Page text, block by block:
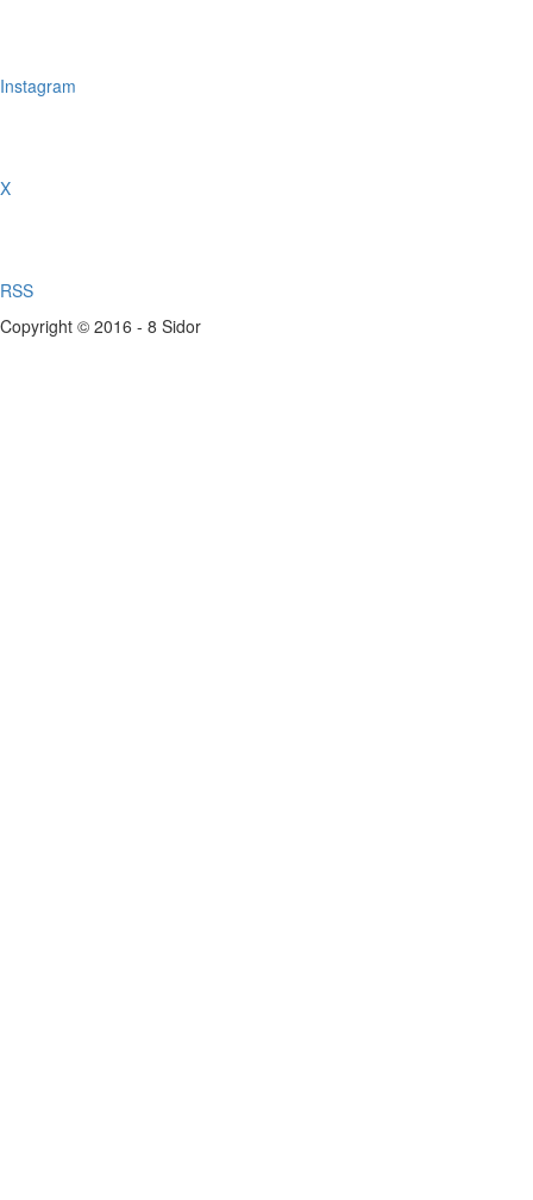
Instagram
X
RSS
Copyright © 2016 - 8 Sidor